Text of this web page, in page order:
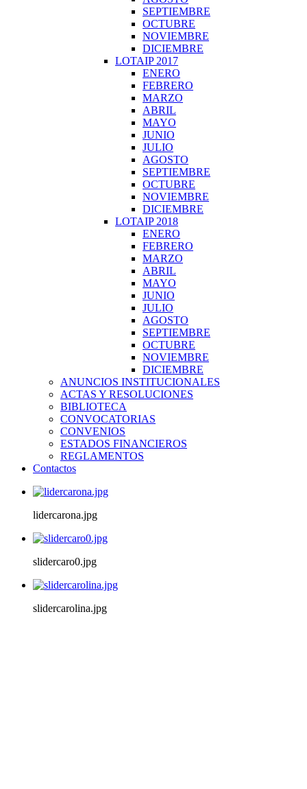
SEPTIEMBRE
OCTUBRE
NOVIEMBRE
DICIEMBRE
LOTAIP 2017
ENERO
FEBRERO
MARZO
ABRIL
MAYO
JUNIO
JULIO
AGOSTO
SEPTIEMBRE
OCTUBRE
NOVIEMBRE
DICIEMBRE
LOTAIP 2018
ENERO
FEBRERO
MARZO
ABRIL
MAYO
JUNIO
JULIO
AGOSTO
SEPTIEMBRE
OCTUBRE
NOVIEMBRE
DICIEMBRE
ANUNCIOS INSTITUCIONALES
ACTAS Y RESOLUCIONES
BIBLIOTECA
CONVOCATORIAS
CONVENIOS
ESTADOS FINANCIEROS
REGLAMENTOS
Contactos
lidercarona.jpg
slidercaro0.jpg
slidercarolina.jpg